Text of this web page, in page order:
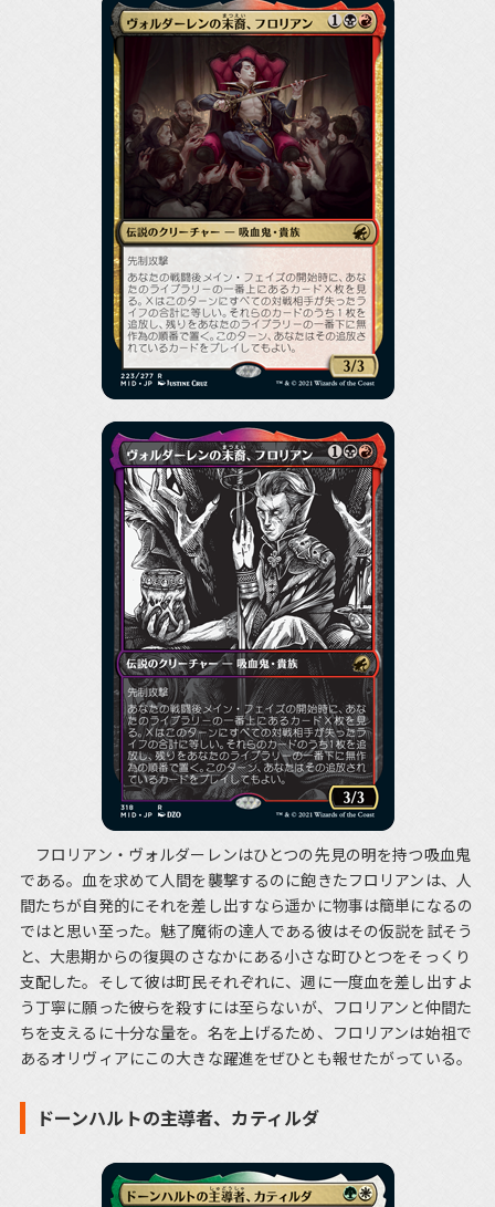
フロリアン・ヴォルダーレンはひとつの先見の明を持つ吸血鬼
である。血を求めて人間を襲撃するのに飽きたフロリアンは、人
間たちが自発的にそれを差し出すなら遥かに物事は簡単になるの
ではと思い至った。魅了魔術の達人である彼はその仮説を試そう
と、大患期からの復興のさなかにある小さな町ひとつをそっくり
支配した。そして彼は町民それぞれに、週に一度血を差し出すよ
う丁寧に願った――彼らを殺すには至らないが、フロリアンと仲間た
ちを支えるに十分な量を。名を上げるため、フロリアンは始祖で
あるオリヴィアにこの大きな躍進をぜひとも報せたがっている。
ドーンハルトの主導者、カティルダ